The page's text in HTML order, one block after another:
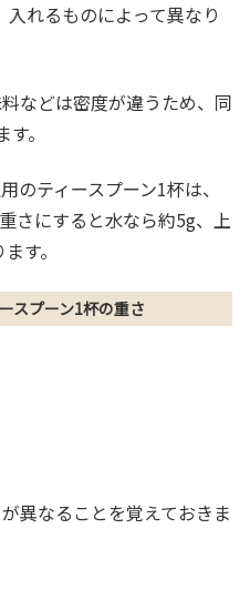
れるものによって異なり
などは密度が違うため、同
。
のティースプーン1杯は、
さにすると水なら約5g、上
す。
スプーン1杯の重さ
異なることを覚えておきま